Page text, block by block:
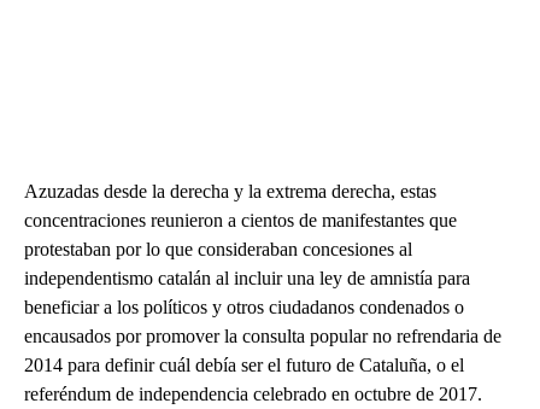
Azuzadas desde la derecha y la extrema derecha, estas
concentraciones reunieron a cientos de manifestantes que
protestaban por lo que consideraban concesiones al
independentismo catalán al incluir una ley de amnistía para
beneficiar a los políticos y otros ciudadanos condenados o
encausados por promover la consulta popular no refrendaria de
2014 para definir cuál debía ser el futuro de Cataluña, o el
referéndum de independencia celebrado en octubre de 2017.